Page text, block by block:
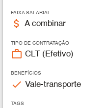
FAIXA SALARIAL
attach_money A combinar
TIPO DE CONTRATAÇÃO
work_outline CLT (Efetivo)
BENEFÍCIOS
check Vale-transporte
TAGS